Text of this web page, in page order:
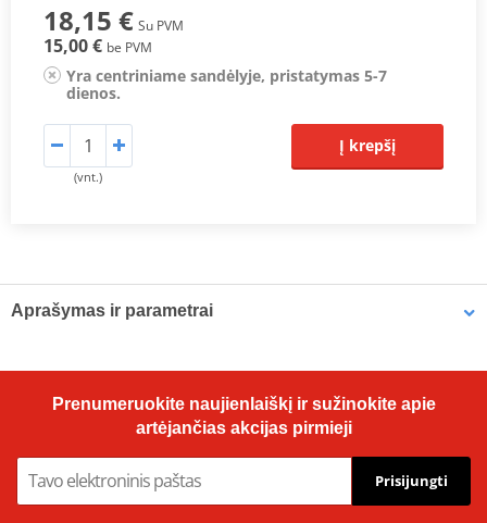
18,15 € Su PVM
15,00 € be PVM
Yra centriniame sandėlyje, pristatymas 5-7
dienos.
(vnt.)
Į krepšį
Aprašymas ir parametrai
Hiflofiltro air filters are manufactured to fit the factory air box and
are a direct replacement for original equipment filters. Top quality
powerflow filtering media, developed for modern high
performance engines.
Prenumeruokite naujienlaiškį ir sužinokite apie
artėjančias akcijas pirmieji
Prisijungti